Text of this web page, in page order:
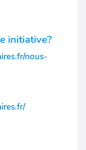
initiative?
nous-